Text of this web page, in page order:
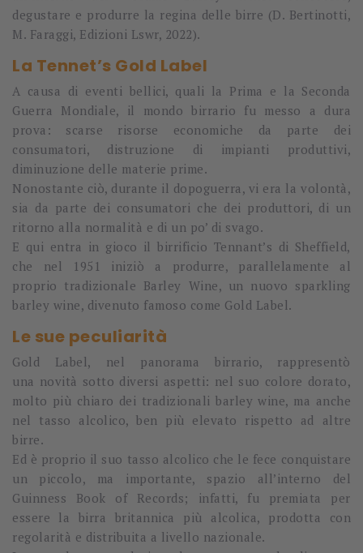
degustare e produrre la regina delle birre (D. Bertinotti,
M. Faraggi, Edizioni Lswr, 2022).
La Tennet’s Gold Label
A causa di eventi bellici, quali la Prima e la Seconda
Guerra Mondiale, il mondo birrario fu messo a dura
prova: scarse risorse economiche da parte dei
consumatori, distruzione di impianti produttivi,
diminuzione delle materie prime.
Nonostante ciò, durante il dopoguerra, vi era la volontà,
sia da parte dei consumatori che dei produttori, di un
ritorno alla normalità e di un po’ di svago.
E qui entra in gioco il birrificio Tennant’s di Sheffield,
che nel 1951 iniziò a produrre, parallelamente al
proprio tradizionale Barley Wine, un nuovo sparkling
barley wine, divenuto famoso come Gold Label.
Le sue peculiarità
Gold Label, nel panorama birrario, rappresentò
una novità sotto diversi aspetti: nel suo colore dorato,
molto più chiaro dei tradizionali barley wine, ma anche
nel tasso alcolico, ben più elevato rispetto ad altre
birre.
Ed è proprio il suo tasso alcolico che le fece conquistare
un piccolo, ma importante, spazio all’interno del
Guinness Book of Records; infatti, fu premiata per
essere la birra britannica più alcolica, prodotta con
regolarità e distribuita a livello nazionale.